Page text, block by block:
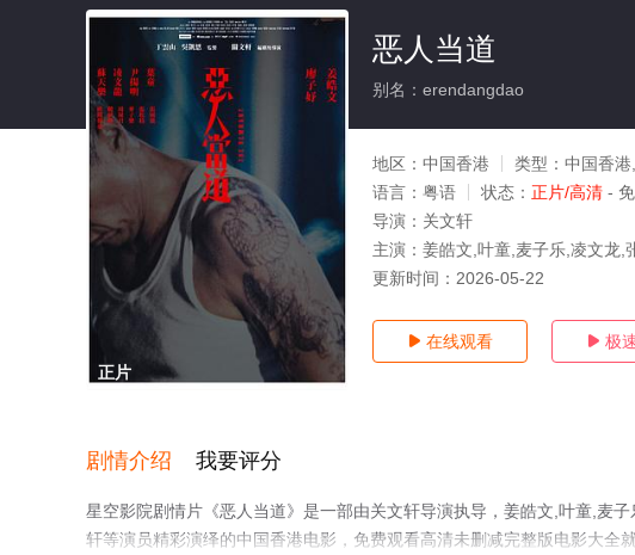
正片
恶人当道
别名：erendangdao
地区： 中国香港 类型： 中国香
语言： 粤语 状态： 正片/高清 -
导演： 关文轩
主演： 姜皓文,叶童,麦子乐,凌文龙,
更新时间： 2026-05-22
 在线观看  极
剧情介绍 我要评分
星空影院剧情片《恶人当道》是一部由关文轩导演执导，姜皓文,叶童,麦
轩等演员精彩演绎的中国香港电影，免费观看高清未删减完整版电影大全